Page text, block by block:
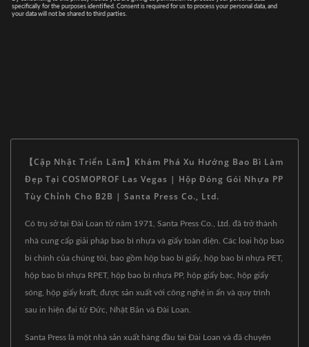
【Cập Nhật Triển Lãm】Khám Phá Xu Hướng Bao Bì Làm
Đẹp Tại COSMOPROF Las Vegas | Hộp Đóng Gói Nhựa PP
Tùy Chỉnh Cho B2B | Santa Press Co., Ltd.
Có trụ sở tại Đài Loan từ năm 1971, Santa Press Co., Ltd. đã trở thành
nhà cung cấp giải pháp bao bì nhựa và giấy toàn diện. Các loại hộp bao
bì chính của chúng tôi, bao gồm hộp bao bì giấy, hộp bao bì nhựa PET,
hộp bao bì nhựa RPET, hộp bao bì nhựa PP, hộp giấy bạc, hộp giấy
sóng, hộp giấy kraft, được sản xuất với công nghệ in ấn và quy trình
sau in hiện đại từ Đức, Nhật Bản và Đài Loan.
Santa Press là một nhà sản xuất hàng đầu tại Đài Loan và đã chuyên